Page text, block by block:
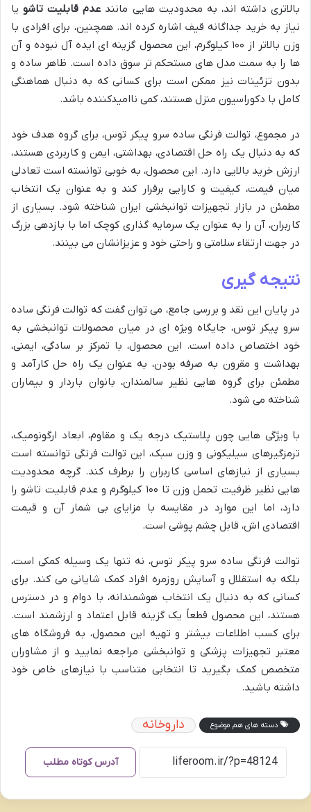
بالاتری داشته اند، به محدودیت هایی مانند عدم قابلیت تاشویا
نیاز به خرید جداگانه قیف اشاره کرده اند. همچنین، برای افرادی با
وزن بالاتر از ۱۰۰ کیلوگرم، این محصول گزینه ای ایده آل نبوده و آن
ها را به سمت مدل های مستحکم تر سوق داده است. ظاهر ساده و
بدون تزئینات نیز ممکن است برای کسانی که به دنبال هماهنگی
کامل با دکوراسیون منزل هستند، کمی ناامیدکننده باشد.
در مجموع، توالت فرنگی ساده سرو پیکر توس، برای گروه هدف خود
که به دنبال یک راه حل اقتصادی، بهداشتی، ایمن و کاربردی هستند،
ارزش خرید بالایی دارد. این محصول، به خوبی توانسته است تعادلی
میان قیمت، کیفیت و کارایی برقرار کند و به عنوان یک انتخاب
مطمئن در بازار تجهیزات توانبخشی ایران شناخته شود. بسیاری از
کاربران، آن را به عنوان یک سرمایه گذاری کوچک اما با بازدهی بزرگ
در جهت ارتقاء سلامتی و راحتی خود و عزیزانشان می بینند.
نتیجه گیری
در پایان این نقد و بررسی جامع، می توان گفت که توالت فرنگی ساده
سرو پیکر توس، جایگاه ویژه ای در میان محصولات توانبخشی به
خود اختصاص داده است. این محصول، با تمرکز بر سادگی، ایمنی،
بهداشت و مقرون به صرفه بودن، به عنوان یک راه حل کارآمد و
مطمئن برای گروه هایی نظیر سالمندان، بانوان باردار و بیماران
شناخته می شود.
با ویژگی هایی چون پلاستیک درجه یک و مقاوم، ابعاد ارگونومیک،
ترمزگیرهای سیلیکونی و وزن سبک، این توالت فرنگی توانسته است
بسیاری از نیازهای اساسی کاربران را برطرف کند. گرچه محدودیت
هایی نظیر ظرفیت تحمل وزن تا ۱۰۰ کیلوگرم و عدم قابلیت تاشو را
دارد، اما این موارد در مقایسه با مزایای بی شمار آن و قیمت
اقتصادی اش، قابل چشم پوشی است.
توالت فرنگی ساده سرو پیکر توس، نه تنها یک وسیله کمکی است،
بلکه به استقلال و آسایش روزمره افراد کمک شایانی می کند. برای
کسانی که به دنبال یک انتخاب هوشمندانه، با دوام و در دسترس
هستند، این محصول قطعاً یک گزینه قابل اعتماد و ارزشمند است.
برای کسب اطلاعات بیشتر و تهیه این محصول، به فروشگاه های
معتبر تجهیزات پزشکی و توانبخشی مراجعه نمایید و از مشاوران
متخصص کمک بگیرید تا انتخابی متناسب با نیازهای خاص خود
داشته باشید.
دسته های هم موضوع داروخانه
آدرس کوتاه مطلب